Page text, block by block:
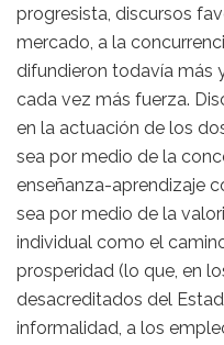
progresista, discursos
mercado, a la
difundieron todavía más
cada vez más fuerza.
en la actuación de los
sea por medio de la
enseñanza-aprendizaje
sea por medio de la
individual como el
prosperidad (lo que, en
desacreditados del
informalidad, a los